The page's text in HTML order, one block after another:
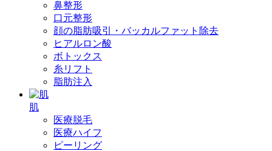
鼻整形
口元整形
顔の脂肪吸引・バッカルファット除去
ヒアルロン酸
ボトックス
糸リフト
脂肪注入
肌
医療脱毛
医療ハイフ
ピーリング